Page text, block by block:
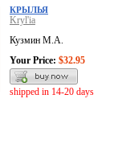
КРЫЛЬЯ
Kryl'ia
Кузмин М.А.
Your Price: $32.95
shipped in 14-20 days